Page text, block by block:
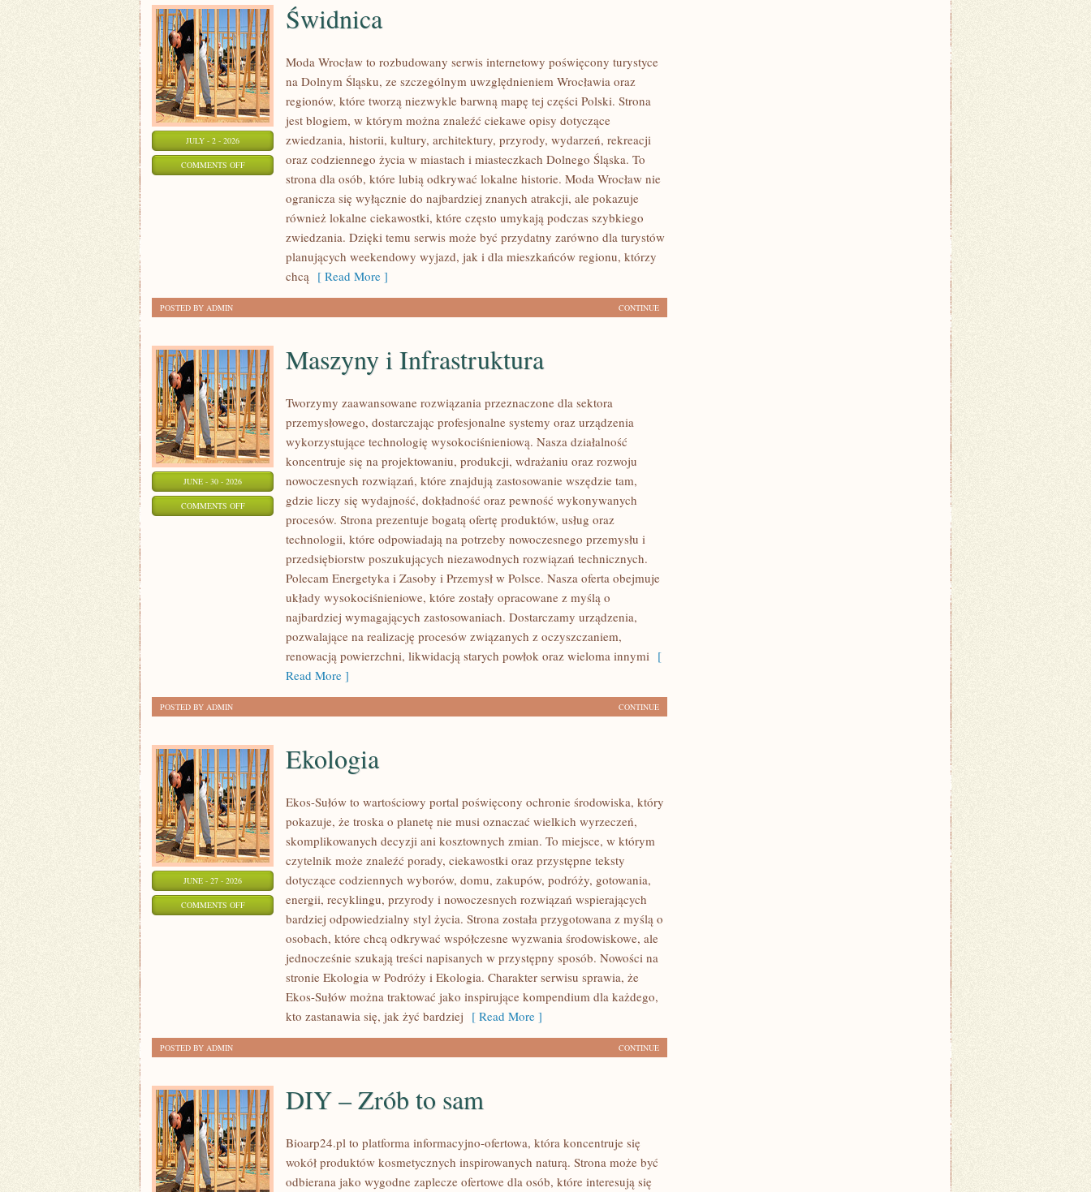
JULY - 2 - 2026
COMMENTS OFFON
Świdnica
Moda Wrocław to rozbudowany serwis internetowy poświęcony turystyce
na Dolnym Śląsku, ze szczególnym uwzględnieniem Wrocławia oraz
regionów, które tworzą niezwykle barwną mapę tej części Polski. Strona
jest blogiem, w którym można znaleźć ciekawe opisy dotyczące
zwiedzania, historii, kultury, architektury, przyrody, wydarzeń, rekreacji
oraz codziennego życia w miastach i miasteczkach Dolnego Śląska. To
strona dla osób, które lubią odkrywać lokalne historie. Moda Wrocław nie
ogranicza się wyłącznie do najbardziej znanych atrakcji, ale pokazuje
również lokalne ciekawostki, które często umykają podczas szybkiego
zwiedzania. Dzięki temu serwis może być przydatny zarówno dla turystów
planujących weekendowy wyjazd, jak i dla mieszkańców regionu, którzy
chcą [ Read More ]
CONTINUE
POSTED BY ADMIN
JUNE - 30 - 2026
COMMENTS OFFON
INFRASTRUKTURA
Maszyny i Infrastruktura
Tworzymy zaawansowane rozwiązania przeznaczone dla sektora
przemysłowego, dostarczając profesjonalne systemy oraz urządzenia
wykorzystujące technologię wysokociśnieniową. Nasza działalność
koncentruje się na projektowaniu, produkcji, wdrażaniu oraz rozwoju
nowoczesnych rozwiązań, które znajdują zastosowanie wszędzie tam,
gdzie liczy się wydajność, dokładność oraz pewność wykonywanych
procesów. Strona prezentuje bogatą ofertę produktów, usług oraz
technologii, które odpowiadają na potrzeby nowoczesnego przemysłu i
przedsiębiorstw poszukujących niezawodnych rozwiązań technicznych.
Polecam Energetyka i Zasoby i Przemysł w Polsce. Nasza oferta obejmuje
układy wysokociśnieniowe, które zostały opracowane z myślą o
najbardziej wymagających zastosowaniach. Dostarczamy urządzenia,
pozwalające na realizację procesów związanych z oczyszczaniem,
renowacją powierzchni, likwidacją starych powłok oraz wieloma innymi [
Read More ]
CONTINUE
POSTED BY ADMIN
JUNE - 27 - 2026
COMMENTS OFFON
Ekologia
Ekos-Sułów to wartościowy portal poświęcony ochronie środowiska, który
pokazuje, że troska o planetę nie musi oznaczać wielkich wyrzeczeń,
skomplikowanych decyzji ani kosztownych zmian. To miejsce, w którym
czytelnik może znaleźć porady, ciekawostki oraz przystępne teksty
dotyczące codziennych wyborów, domu, zakupów, podróży, gotowania,
energii, recyklingu, przyrody i nowoczesnych rozwiązań wspierających
bardziej odpowiedzialny styl życia. Strona została przygotowana z myślą o
osobach, które chcą odkrywać współczesne wyzwania środowiskowe, ale
jednocześnie szukają treści napisanych w przystępny sposób. Nowości na
stronie Ekologia w Podróży i Ekologia. Charakter serwisu sprawia, że
Ekos-Sułów można traktować jako inspirujące kompendium dla każdego,
kto zastanawia się, jak żyć bardziej [ Read More ]
CONTINUE
POSTED BY ADMIN
DIY – Zrób to sam
Bioarp24.pl to platforma informacyjno-ofertowa, która koncentruje się
wokół produktów kosmetycznych inspirowanych naturą. Strona może być
odbierana jako wygodne zaplecze ofertowe dla osób, które interesują się